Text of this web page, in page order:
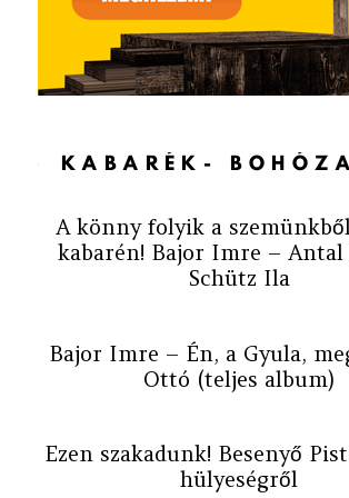
KABARÉK-
A könny folyik a
kabarén! Bajor Imre –
Schütz Ila
Bajor Imre – Én, a Gyula,
Ottó (teljes album)
Ezen szakadunk! Besenyő
hülyeségről